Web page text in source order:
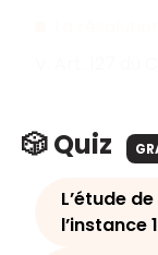
🎲 Quiz
L’étude
l’instance 1